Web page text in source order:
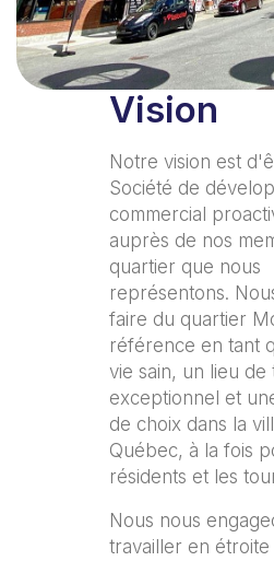
Vision
Notre vision est
Société de
commercial
auprès de nos
quartier que nous
représentons.
faire du quartier
référence en tant
vie sain, un lieu de
exceptionnel et
de choix dans la
Québec, à la fois
résidents et les
Nous nous
travailler en étroite